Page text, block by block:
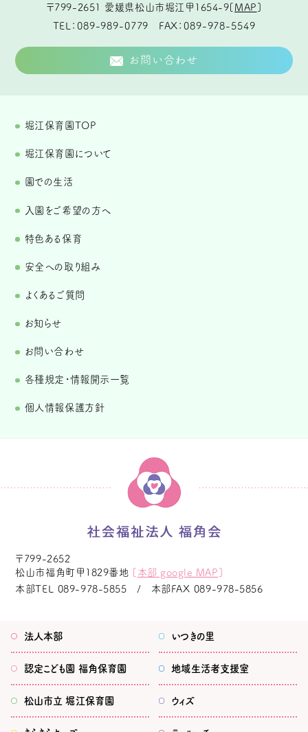
〒799-2651 愛媛県松山市堀江甲1654-9 [ MAP ]
TEL
089-989-0779 FAX 089-978-5549
お問い合わせ
堀江保育園TOP
堀江保育園について
園での生活
入園をご希望の方へ
特色ある保育
安全への取り組み
よくあるご質問
お知らせ
お問い合わせ
各種規定・情報開示一覧
個人情報保護方針
〒799-2652
松山市福角町甲1829番地
本部 google MAP ]
本部TEL
089-978-5855 本部FAX 089-978-5856
法人本部
認定こども園 福角保育園
松山市立堀江保育園
いつきの里
地域生活者支援室
ウィズ